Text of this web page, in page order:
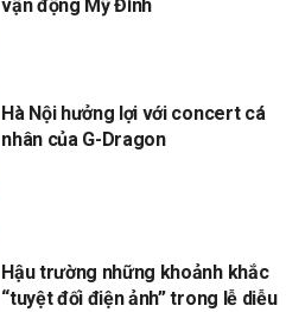
vận động Mỹ Đình
Hà Nội hưởng lợi với concert cá
nhân của G-Dragon
Hậu trường những khoảnh khắc
“tuyệt đối điện ảnh” trong lễ diễu